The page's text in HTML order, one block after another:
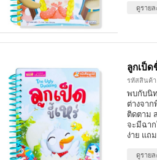
ดูรายล
ลูกเป็ด
รหัสสินค้า
พบกับนิ
ต่างจา
ติดตาม
จะมีฉาก
ง่าย แถ
ดูรายล